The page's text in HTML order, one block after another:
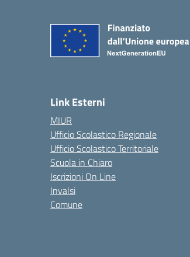
Link Esterni
MIUR
Ufficio Scolastico Regionale
Ufficio Scolastico Territoriale
Scuola in Chiaro
Iscrizioni On Line
Invalsi
Comune